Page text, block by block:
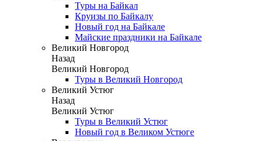
Туры на Байкал
Круизы по Байкалу
Новый год на Байкале
Майские праздники на Байкале
Великий Новгород
Назад
Великий Новгород
Туры в Великий Новгород
Великий Устюг
Назад
Великий Устюг
Туры в Великий Устюг
Новый год в Великом Устюге